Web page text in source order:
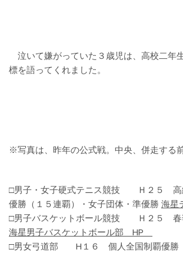
泣いて嫌がっていた３歳児は、高校二年
標を語ってくれました。
※写真は、昨年の公式戦。中央、併走する前
□男子・女子硬式テニス競技 Ｈ２５
優勝（１５連覇）・女子団体・準優勝 海
□男子バスケットボール競技 Ｈ２５
海星男子バスケットボール部 HP
□男女弓道部 H１６ 個人全国制覇優